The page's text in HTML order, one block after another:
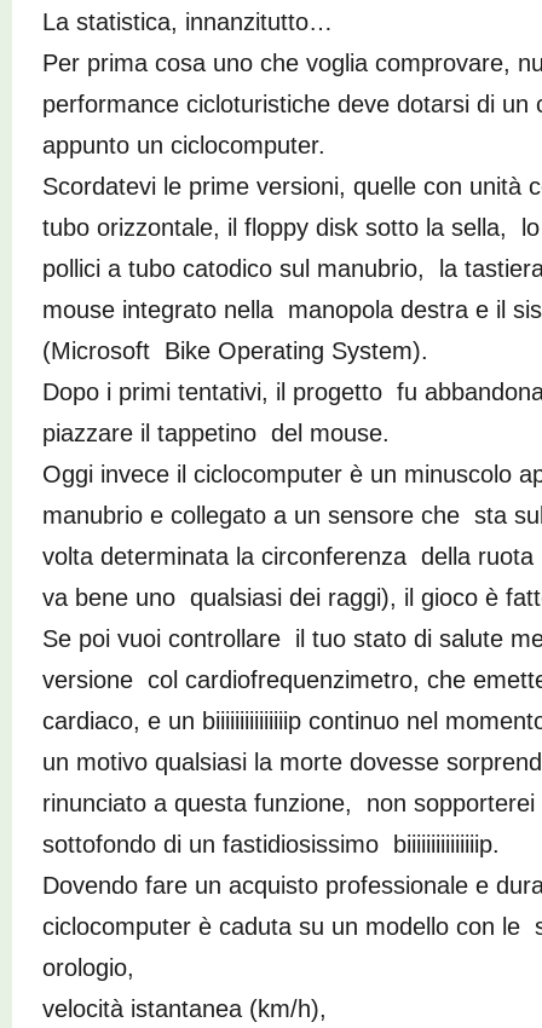
La statistica, innanzitutto…
Per prima cosa uno che voglia comprovare,
performance cicloturistiche deve dotarsi di un
appunto un ciclocomputer.
Scordatevi le prime versioni, quelle con unità
tubo orizzontale, il floppy disk sotto la sella,
pollici a tubo catodico sul manubrio, la
mouse integrato nella manopola destra e il
(Microsoft Bike Operating System).
Dopo i primi tentativi, il progetto fu
piazzare il tappetino del mouse.
Oggi invece il ciclocomputer è un minuscolo
manubrio e collegato a un sensore che sta
volta determinata la circonferenza della
va bene uno qualsiasi dei raggi), il gioco è
Se poi vuoi controllare il tuo stato di salute
versione col cardiofrequenzimetro, che
cardiaco, e un biiiiiiiiiiiiiiip continuo nel
un motivo qualsiasi la morte dovesse
rinunciato a questa funzione, non sopporterei
sottofondo di un fastidiosissimo biiiiiiiiiiiiiiip.
Dovendo fare un acquisto professionale e
ciclocomputer è caduta su un modello con le
orologio,
velocità istantanea (km/h),